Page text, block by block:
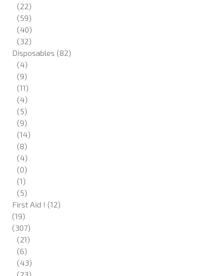
(22)
(59)
(40)
(32)
Disposables (82)
(4)
(9)
(11)
(4)
(5)
(9)
(14)
(8)
(4)
(0)
(1)
(5)
First Aid ! (12)
(19)
(307)
(21)
(6)
(43)